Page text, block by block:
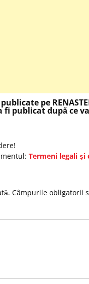
pe
publicat după ce
Termeni legali şi
Câmpurile obligatorii